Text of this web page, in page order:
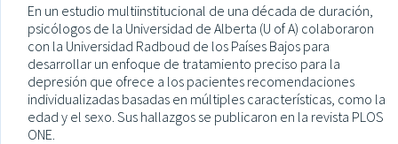
En un estudio multiinstitucional de una década de duración,
psicólogos de la Universidad de Alberta (U of A) colaboraron
con la Universidad Radboud de los Países Bajos para
desarrollar un enfoque de tratamiento preciso para la
depresión que ofrece a los pacientes recomendaciones
individualizadas basadas en múltiples características, como la
edad y el sexo. Sus hallazgos se publicaron en la revista PLOS
ONE.